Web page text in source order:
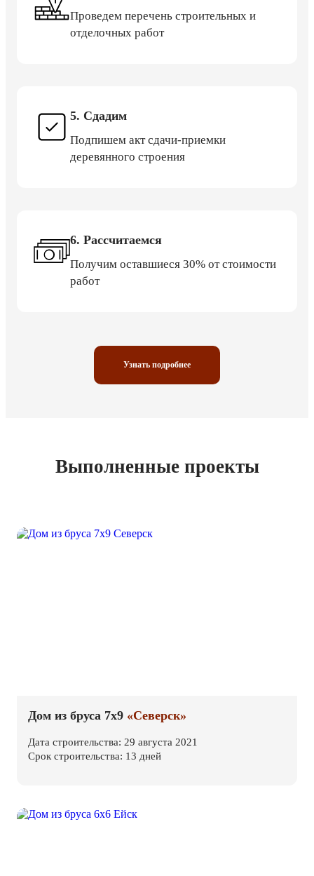
Проведем перечень строительных и
отделочных работ
5. Сдадим
Подпишем акт сдачи-приемки
деревянного строения
6. Рассчитаемся
Получим оставшиеся 30% от стоимости
работ
Узнать подробнее
Выполненные проекты
Дом из бруса 7х9 «Северск»
Дата строительства: 29 августа 2021
Срок строительства: 13 дней